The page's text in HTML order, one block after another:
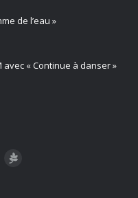
de l’eau »
« Continue à danser »